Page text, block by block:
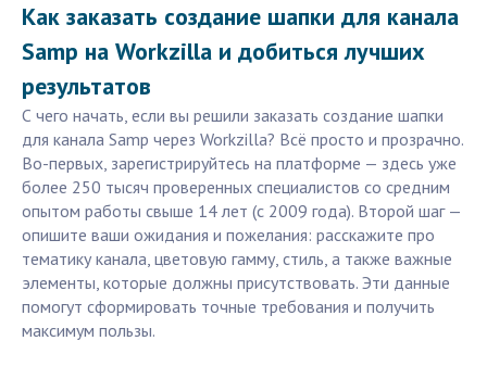
Как заказать создание шапки для канала
Samp на Workzilla и добиться лучших
результатов
С чего начать, если вы решили заказать создание шапки
для канала Samp через Workzilla? Всё просто и прозрачно.
Во-первых, зарегистрируйтесь на платформе — здесь уже
более 250 тысяч проверенных специалистов со средним
опытом работы свыше 14 лет (с 2009 года). Второй шаг —
опишите ваши ожидания и пожелания: расскажите про
тематику канала, цветовую гамму, стиль, а также важные
элементы, которые должны присутствовать. Эти данные
помогут сформировать точные требования и получить
максимум пользы.